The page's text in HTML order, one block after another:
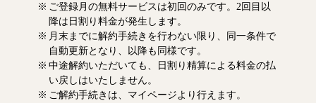
ご登録月の無料サービスは初回のみです。2回目以
降は日割り料金が発生します。
月末までに解約手続きを行わない限り、同一条件で
自動更新となり、以降も同様です。
中途解約いただいても、日割り精算による料金の払
い戻しはいたしません。
ご解約手続きは、マイページより行えます。